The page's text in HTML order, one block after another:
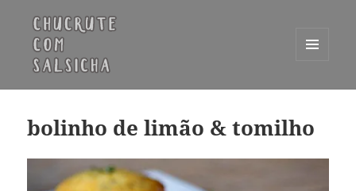
WIDGETS
bolinho de limão & tomilho